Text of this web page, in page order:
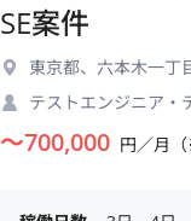
SE案件
東京都、六本木一丁
テストエンジニア・
〜700,000 円／月